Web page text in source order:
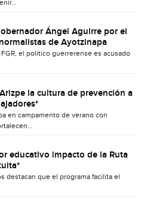
Ángel Aguirre por el
de Ayotzinapa
el político guerrerense es acusado
la cultura de prevención a
en campamento de verano con
educativo impacto de la Ruta
destacan que el programa facilita el